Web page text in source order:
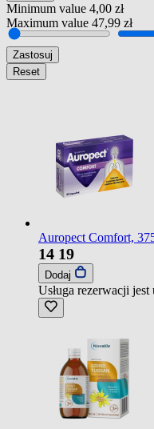
Minimum value 4,00 zł
Maximum value 47,99 zł
Zastosuj
Reset
Auropect Comfort,
14 19
Dodaj
Usługa rezerwacji jest